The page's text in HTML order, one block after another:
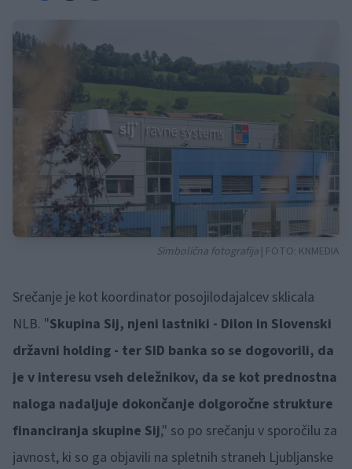
Simbolična fotografija | FOTO: KNMEDIA
Srečanje je kot koordinator posojilodajalcev sklicala
NLB. "Skupina Sij, njeni lastniki - Dilon in Slovenski
državni holding - ter SID banka so se dogovorili, da
je v interesu vseh deležnikov, da se kot prednostna
naloga nadaljuje dokončanje dolgoročne strukture
financiranja skupine Sij," so po srečanju v sporočilu za
javnost, ki so ga objavili na spletnih straneh Ljubljanske